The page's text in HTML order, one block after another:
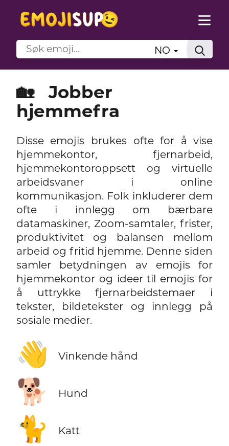
NO
🏡
Jobber
hjemmefra
Disse emojis brukes ofte for å vise
hjemmekontor, fjernarbeid,
hjemmekontoroppsett og virtuelle
arbeidsvaner i online
kommunikasjon. Folk inkluderer dem
ofte i innlegg om bærbare
datamaskiner, Zoom-samtaler, frister,
produktivitet og balansen mellom
arbeid og fritid hjemme. Denne siden
samler betydningen av emojis for
hjemmekontor og ideer til emojis for
å uttrykke fjernarbeidstemaer i
tekster, bildetekster og innlegg på
sosiale medier.
👋 Vinkende hånd
🐕 Hund
🐈 Katt